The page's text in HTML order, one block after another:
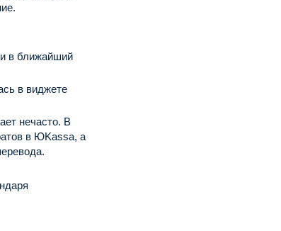
в ближайший
в виджете
нечасто. В
в ЮKassa, а